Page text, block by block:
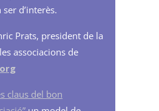
d’interès.
Prats, president de la
associacions de
claus del bon